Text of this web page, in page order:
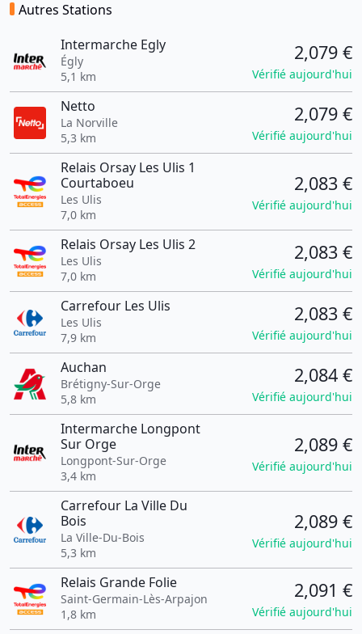
Autres Stations
Intermarche Egly
Égly
5,1 km
2,079 €
Vérifié aujourd'hui
Netto
La Norville
5,3 km
2,079 €
Vérifié aujourd'hui
Relais Orsay Les Ulis 1
Courtaboeu
Les Ulis
7,0 km
2,083 €
Vérifié aujourd'hui
Relais Orsay Les Ulis 2
Les Ulis
7,0 km
2,083 €
Vérifié aujourd'hui
Carrefour Les Ulis
Les Ulis
7,9 km
2,083 €
Vérifié aujourd'hui
Auchan
Brétigny-Sur-Orge
5,8 km
2,084 €
Vérifié aujourd'hui
Intermarche Longpont
Sur Orge
Longpont-Sur-Orge
3,4 km
2,089 €
Vérifié aujourd'hui
Carrefour La Ville Du
Bois
La Ville-Du-Bois
5,3 km
2,089 €
Vérifié aujourd'hui
Relais Grande Folie
Saint-Germain-Lès-Arpajon
1,8 km
2,091 €
Vérifié aujourd'hui